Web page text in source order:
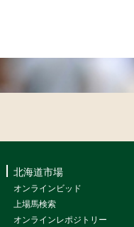
北海道市場
オンラインビッド
上場馬検索
オンラインレポジトリー